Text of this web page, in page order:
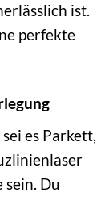
ist.
perfekte
es Parkett,
Du